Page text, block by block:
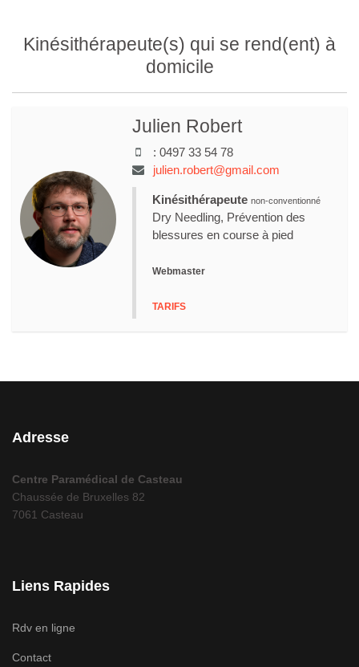
Kinésithérapeute(s) qui se rend(ent) à
domicile
Julien Robert
:0497 33 54 78
julien.robert@gmail.com
Kinésithérapeute non-conventionné
Dry Needling, Prévention des
blessures en course à pied
Webmaster
TARIFS
Adresse
Centre Paramédical de Casteau
Chaussée de Bruxelles 82
7061 Casteau
Liens Rapides
Rdv en ligne
Contact